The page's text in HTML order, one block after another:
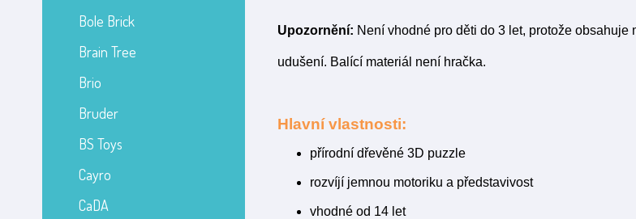
Bole Brick
Brain Tree
Brio
Bruder
BS Toys
Cayro
CaDA
Upozornění: Není vhodné pro děti do 3 let, protože
udušení. Balící materiál není hračka.
Hlavní vlastnosti:
přírodní dřevěné 3D puzzle
rozvíjí jemnou motoriku a představivost
vhodné od 14 let